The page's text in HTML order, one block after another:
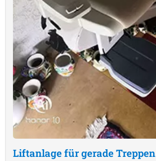
Liftanlage für gerade Treppen